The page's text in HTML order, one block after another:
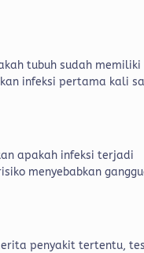
tubuh sudah memiliki
infeksi pertama kali
apakah infeksi terjadi
menyebabkan
penyakit tertentu,